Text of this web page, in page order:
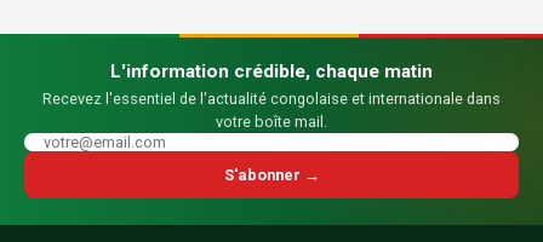
L'information crédible, chaque matin
Recevez l'essentiel de l'actualité congolaise et internationale dans
votre boîte mail.
S'abonner →